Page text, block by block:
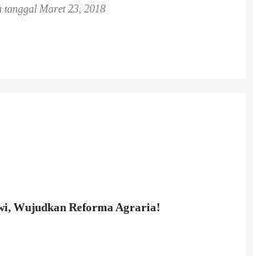
tanggal Maret 23, 2018
Wujudkan Reforma Agraria!